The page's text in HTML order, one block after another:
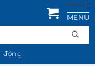
động